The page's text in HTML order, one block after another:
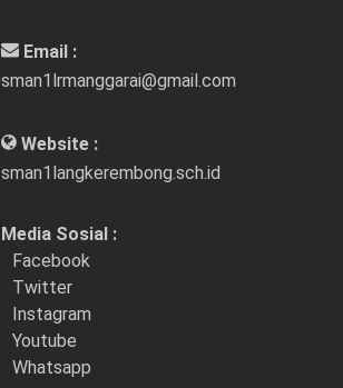
Email :
sman1lrmanggarai@gmail.com
Website :
sman1langkerembong.sch.id
Media Sosial :
Facebook
Twitter
Instagram
Youtube
Whatsapp